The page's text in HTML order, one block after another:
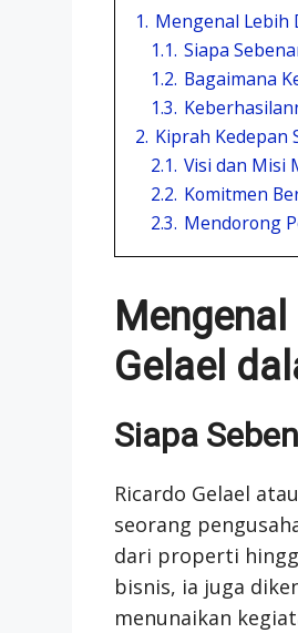
1. Mengenal Lebih
1.1. Siapa
1.2. Bagaimana
1.3.
2. Kiprah Kedepan
2.1. Visi dan Misi
2.2. Komitmen
2.3. Mendorong
Gelael
Siapa
Ricardo Gelael
seorang
dari properti
bisnis, ia juga
menunaikan